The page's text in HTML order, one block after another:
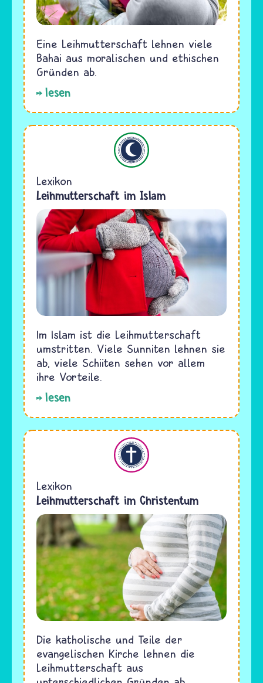
Eine Leihmutterschaft lehnen viele
Bahai aus moralischen und ethischen
Gründen ab.
lesen
Lexikon
Leihmutterschaft im Islam
Im Islam ist die Leihmutterschaft
umstritten. Viele Sunniten lehnen sie
ab, viele Schiiten sehen vor allem
ihre Vorteile.
lesen
Christentum
Lexikon
Leihmutterschaft im Christentum
Die katholische und Teile der
evangelischen Kirche lehnen die
Leihmutterschaft aus